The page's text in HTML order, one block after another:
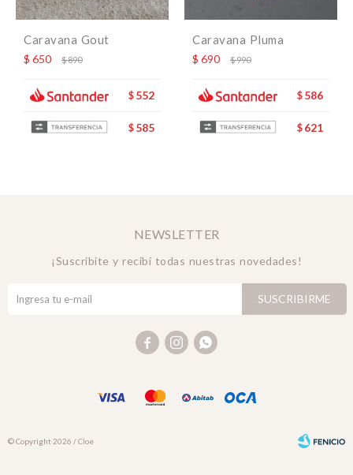
Caravana Gout
$ 650 $890
$ 552
$ 585
Caravana Pluma
$ 690 $990
$ 586
$ 621
NEWSLETTER
¡Suscribite y recibí todas nuestras novedades!
SUSCRIBIRME
  
© Copyright 2026 / Cloe